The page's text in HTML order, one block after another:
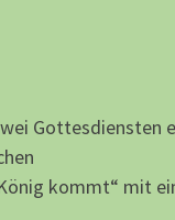
Gottesdiensten
kommt“ mit